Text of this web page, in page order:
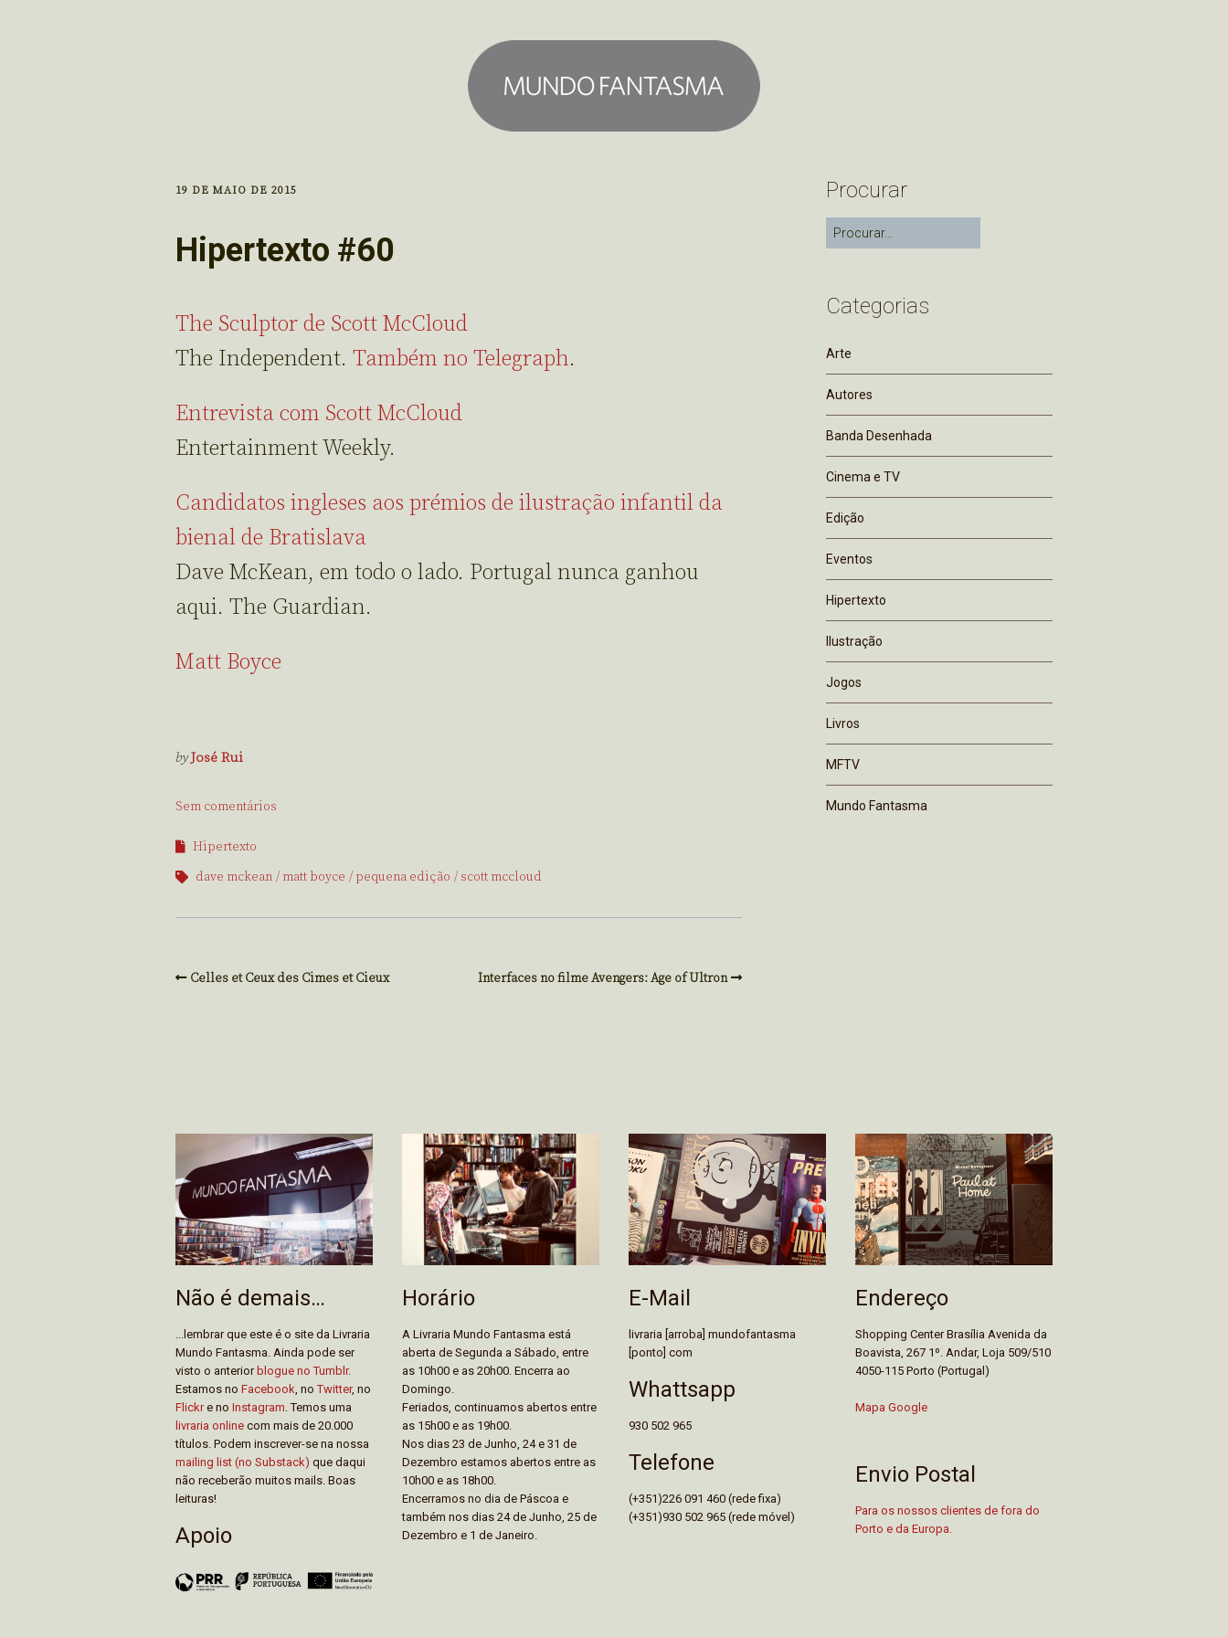
19 DE MAIO DE 2015
Hipertexto #60
The Sculptor de Scott McCloud
The Independent. Também no Telegraph.
Entrevista com Scott McCloud
Entertainment Weekly.
Candidatos ingleses aos prémios de ilustração infantil da
bienal de Bratislava
Dave McKean, em todo o lado. Portugal nunca ganhou
aqui. The Guardian.
Matt Boyce
byJosé Rui
Sem comentários
Hipertexto
dave mckean
matt boyce pequena edição scott mccloud
Celles et Ceux des Cimes et Cieux Interfaces no filme Avengers: Age of Ultron
Procurar
Categorias
Arte
Autores
Banda Desenhada
Cinema e TV
Edição
Eventos
Hipertexto
Ilustração
Jogos
Livros
MFTV
Mundo Fantasma
Não é demais…
...lembrar que este é o site da Livraria
Mundo Fantasma. Ainda pode ser
visto o anteriorblogue no Tumblr.
Estamos no Facebook , noTwitter, no
Flickre no Instagram . Temos uma
livraria online com mais de 20.000
títulos. Podem inscrever-se na nossa
mailing list (no Substack) que daqui
não receberão muitos mails. Boas
leituras!
Apoio
Horário
A Livraria Mundo Fantasma está
aberta de Segunda a Sábado, entre
as 10h00 e as 20h00. Encerra ao
Domingo.
Feriados, continuamos abertos entre
as 15h00 e as 19h00.
Nos dias 23 de Junho, 24 e 31 de
Dezembro estamos abertos entre as
10h00 e as 18h00.
Encerramos no dia de Páscoa e
também nos dias 24 de Junho, 25 de
Dezembro e 1 de Janeiro.
E-Mail
livraria [arroba] mundofantasma
[ponto] com
Whattsapp
930 502 965
Telefone
(+351)226 091 460 (rede fixa)
(+351)930 502 965 (rede móvel)
Endereço
Shopping Center Brasília Avenida da
Boavista, 267 1º. Andar, Loja 509/510
4050-115 Porto (Portugal)
Mapa Google
Envio Postal
Para os nossos clientes de fora do
Porto e da Europa.